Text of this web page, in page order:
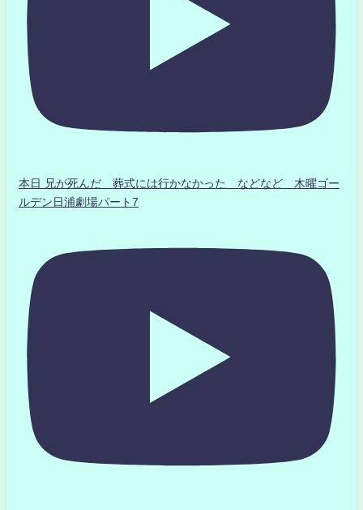
本日 兄が死んだ 葬式には行かなかった などなど 木曜ゴー
ルデン日浦劇場パート7